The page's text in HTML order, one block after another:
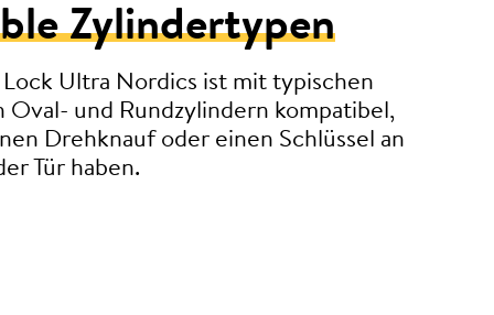
Zylindertypen
Ultra Nordics ist mit typischen
Oval- und Rundzylindern kompatibel,
Drehknauf oder einen Schlüssel an
Tür haben.